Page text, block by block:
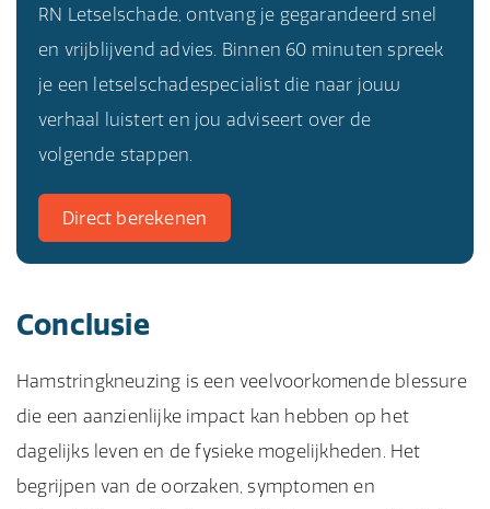
RN Letselschade, ontvang je gegarandeerd snel
en vrijblijvend advies. Binnen 60 minuten spreek
je een letselschadespecialist die naar jouw
verhaal luistert en jou adviseert over de
volgende stappen.
Direct berekenen
Conclusie
Hamstringkneuzing is een veelvoorkomende blessure
die een aanzienlijke impact kan hebben op het
dagelijks leven en de fysieke mogelijkheden. Het
begrijpen van de oorzaken, symptomen en